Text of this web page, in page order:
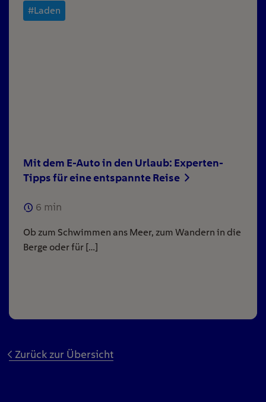
#Laden
Mit dem E-Auto in den Urlaub: Experten-
Tipps für eine entspannte Reise
6 min
Ob zum Schwimmen ans Meer, zum Wandern in die
Berge oder für […]
Zurück zur Übersicht